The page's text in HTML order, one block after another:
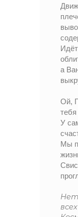
а
Ой,
У
Мы